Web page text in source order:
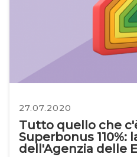
27.07.2020
Tutto quello che
Superbonus 110%:
dell'Agenzia delle